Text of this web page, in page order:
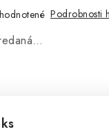
Podrobnosti